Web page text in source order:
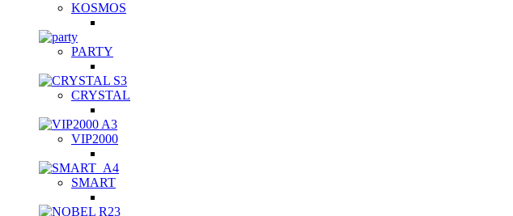
KOSMOS
PARTY
CRYSTAL
VIP2000
SMART